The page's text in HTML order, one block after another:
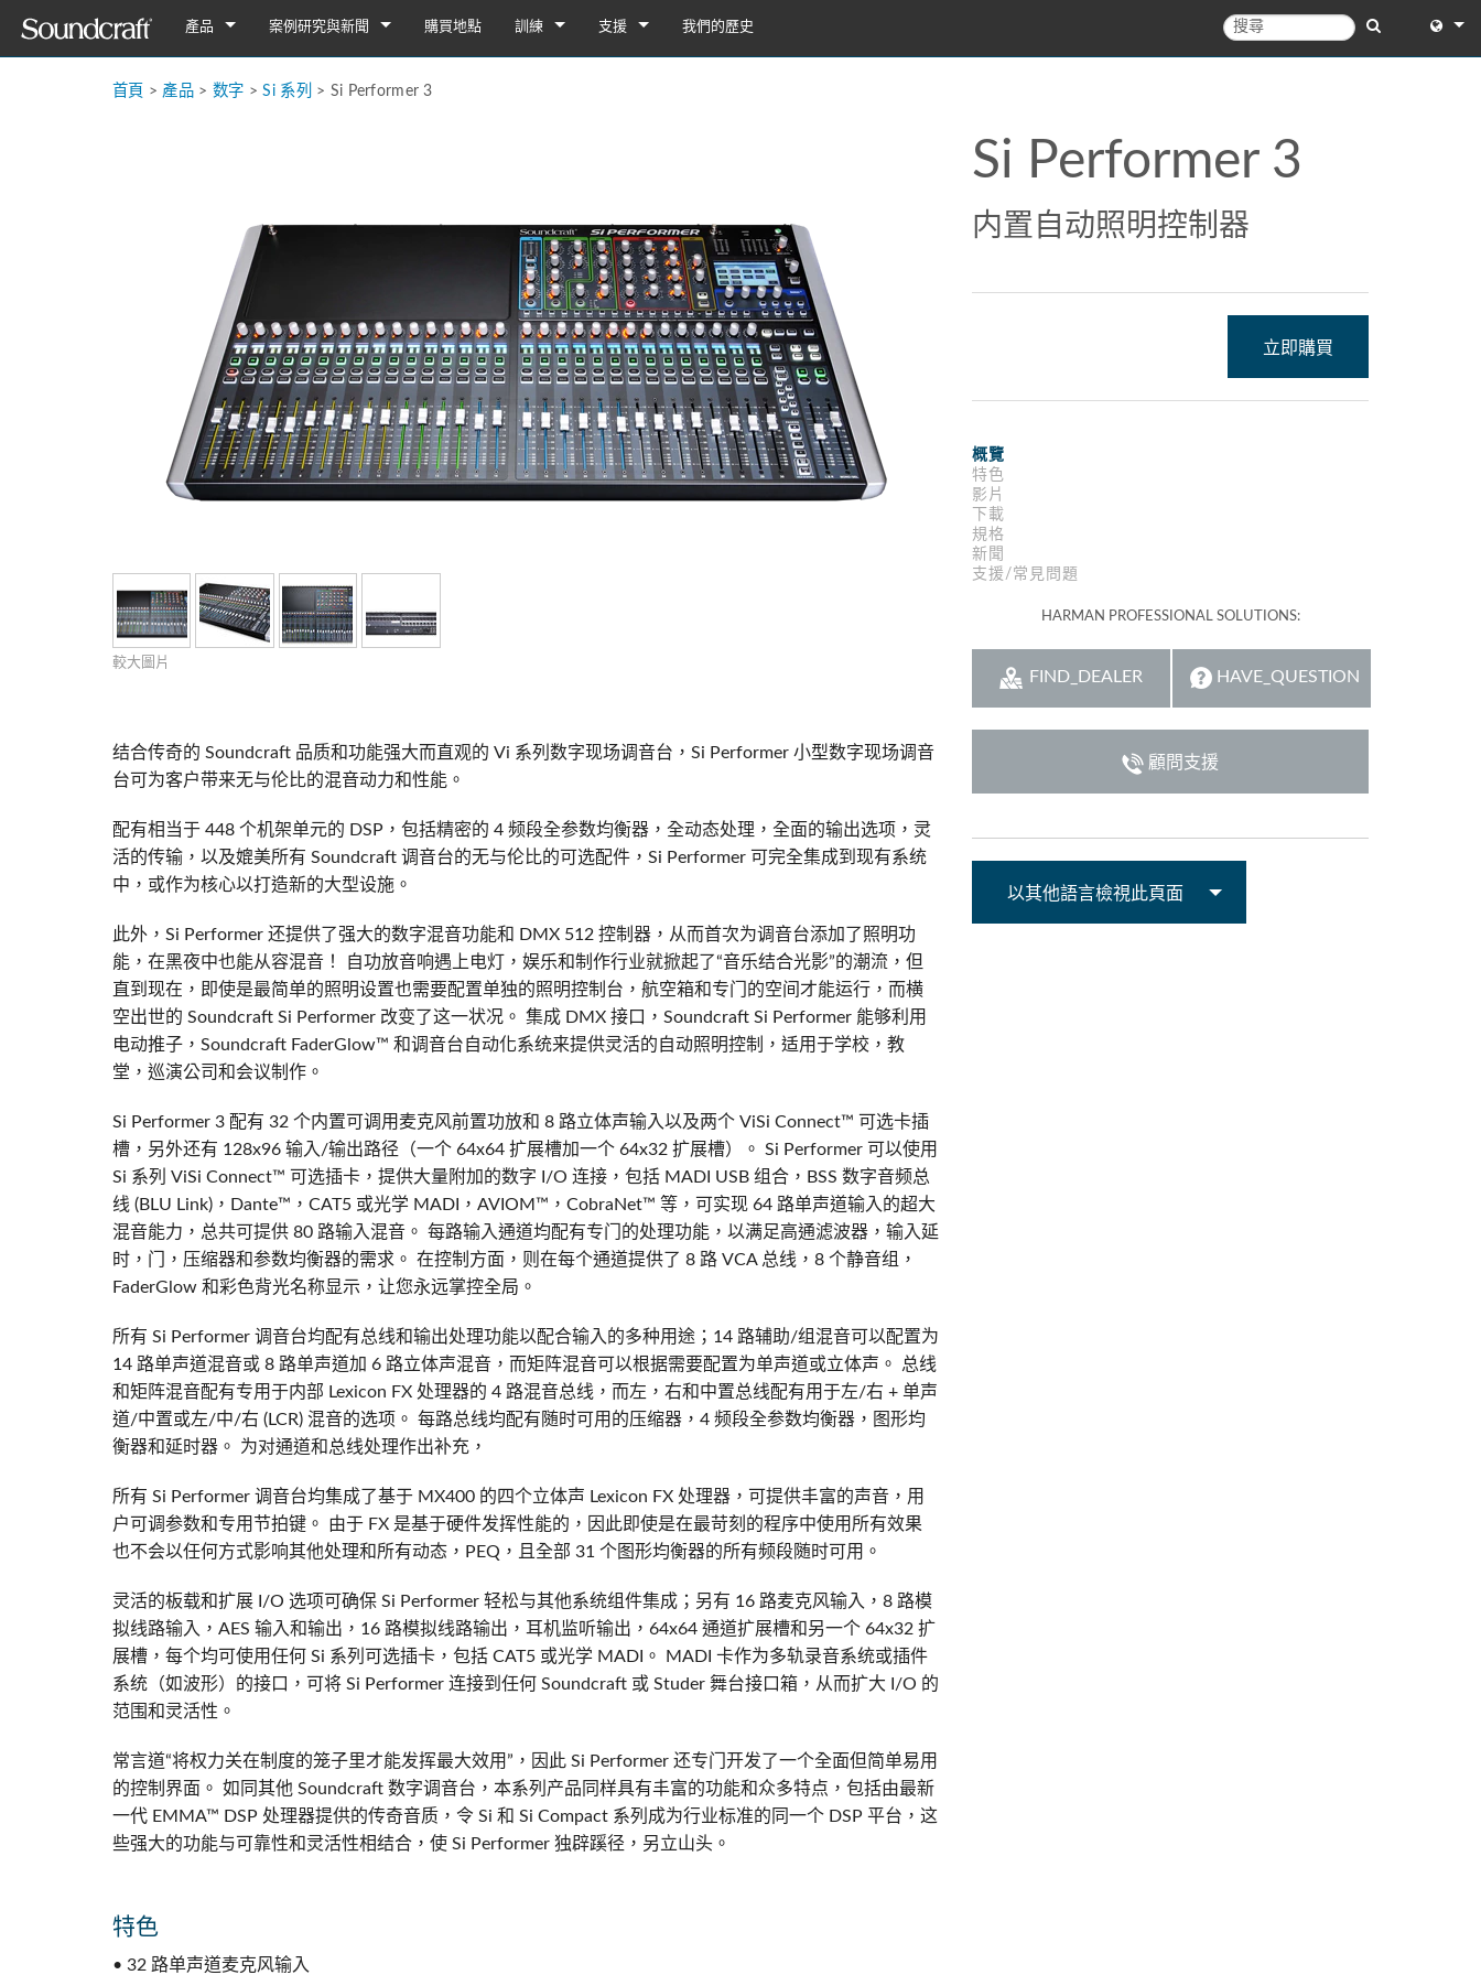
產品
Vi StageboxesVi 系列舞台接口箱
迷你型舞台接口箱 32i/16i
迷你型舞台接口箱 32R/16R
紧凑型舞台接口箱
Vi Option CardsVi选项卡
移动应用 ViSi Remote
ViSi Listen
Si Expression 2
Si Expression 1
Si Stageboxes迷你型舞台接口箱 32i/16i
迷你型舞台接口箱 32R/16R
Si Option CardsSi 可选插卡
EFX8
EPM 系列 EPM12
EPM8
EPM6
案例研究與新聞 購買地點 訓練 支援
下載
保固
產品註冊
服務
示範與離線編輯器UI Demo (Phone)
UI Demo (Tablet)
我們的歷史
首頁 > 產品 > 数字 >Si 系列 > Si Performer 3
較大圖片
结合传奇的 Soundcraft 品质和功能强大而直观的 Vi 系列数字现场调音台，Si Performer 小型数字现场调音
台可为客户带来无与伦比的混音动力和性能。
配有相当于 448 个机架单元的 DSP，包括精密的 4 频段全参数均衡器，全动态处理，全面的输出选项，灵
活的传输，以及媲美所有 Soundcraft 调音台的无与伦比的可选配件，Si Performer 可完全集成到现有系统
中，或作为核心以打造新的大型设施。
此外，Si Performer 还提供了强大的数字混音功能和 DMX 512 控制器，从而首次为调音台添加了照明功
能，在黑夜中也能从容混音！ 自功放音响遇上电灯，娱乐和制作行业就掀起了“音乐结合光影”的潮流，但
直到现在，即使是最简单的照明设置也需要配置单独的照明控制台，航空箱和专门的空间才能运行，而横
空出世的 Soundcraft Si Performer 改变了这一状况。 集成 DMX 接口，Soundcraft Si Performer 能够利用
电动推子，Soundcraft FaderGlow™ 和调音台自动化系统来提供灵活的自动照明控制，适用于学校，教
堂，巡演公司和会议制作。
Si Performer 3 配有 32 个内置可调用麦克风前置功放和 8 路立体声输入以及两个 ViSi Connect™ 可选卡插
槽，另外还有 128x96 输入/输出路径（一个 64x64 扩展槽加一个 64x32 扩展槽）。 Si Performer 可以使用
Si 系列 ViSi Connect™ 可选插卡，提供大量附加的数字 I/O 连接，包括 MADI USB 组合，BSS 数字音频总
线 (BLU Link)，Dante™，CAT5 或光学 MADI，AVIOM™，CobraNet™ 等，可实现 64 路单声道输入的超大
混音能力，总共可提供 80 路输入混音。 每路输入通道均配有专门的处理功能，以满足高通滤波器，输入延
时，门，压缩器和参数均衡器的需求。 在控制方面，则在每个通道提供了 8 路 VCA 总线，8 个静音组，
FaderGlow 和彩色背光名称显示，让您永远掌控全局。
所有 Si Performer 调音台均配有总线和输出处理功能以配合输入的多种用途；14 路辅助/组混音可以配置为
14 路单声道混音或 8 路单声道加 6 路立体声混音，而矩阵混音可以根据需要配置为单声道或立体声。 总线
和矩阵混音配有专用于内部 Lexicon FX 处理器的 4 路混音总线，而左，右和中置总线配有用于左/右 + 单声
道/中置或左/中/右 (LCR) 混音的选项。 每路总线均配有随时可用的压缩器，4 频段全参数均衡器，图形均
衡器和延时器。 为对通道和总线处理作出补充，
所有 Si Performer 调音台均集成了基于 MX400 的四个立体声 Lexicon FX 处理器，可提供丰富的声音，用
户可调参数和专用节拍键。 由于 FX 是基于硬件发挥性能的，因此即使是在最苛刻的程序中使用所有效果
也不会以任何方式影响其他处理和所有动态，PEQ，且全部 31 个图形均衡器的所有频段随时可用。
灵活的板载和扩展 I/O 选项可确保 Si Performer 轻松与其他系统组件集成；另有 16 路麦克风输入，8 路模
拟线路输入，AES 输入和输出，16 路模拟线路输出，耳机监听输出，64x64 通道扩展槽和另一个 64x32 扩
展槽，每个均可使用任何 Si 系列可选插卡，包括 CAT5 或光学 MADI。 MADI 卡作为多轨录音系统或插件
系统（如波形）的接口，可将 Si Performer 连接到任何 Soundcraft 或 Studer 舞台接口箱，从而扩大 I/O 的
范围和灵活性。
常言道“将权力关在制度的笼子里才能发挥最大效用”，因此 Si Performer 还专门开发了一个全面但简单易用
的控制界面。 如同其他 Soundcraft 数字调音台，本系列产品同样具有丰富的功能和众多特点，包括由最新
一代 EMMA™ DSP 处理器提供的传奇音质，令 Si 和 Si Compact 系列成为行业标准的同一个 DSP 平台，这
些强大的功能与可靠性和灵活性相结合，使 Si Performer 独辟蹊径，另立山头。
特色
• 32 路单声道麦克风输入
Si Performer 3
内置自动照明控制器
立即購買
概覽
特色
影片
下載
規格
新聞
支援/常見問題
HARMAN PROFESSIONAL SOLUTIONS:
FIND_DEALER HAVE_QUESTION
顧問支援
以其他語言檢視此頁面